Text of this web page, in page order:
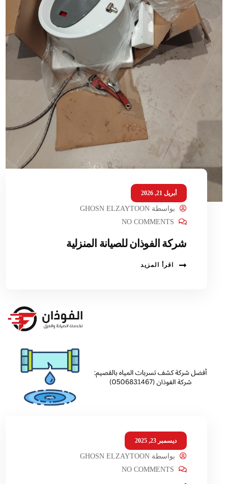
أبريل 21, 2026
بواسطةGHOSN ELZAYTOON
NO COMMENTS
شركة الفوذان للصيانة المنزلية
اقرأ المزيد
ديسمبر 23, 2025
بواسطةGHOSN ELZAYTOON
NO COMMENTS